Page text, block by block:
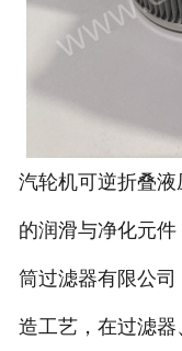
汽轮机可逆折叠
的润滑与净化元
筒过滤器有限公司
造工艺，在过滤